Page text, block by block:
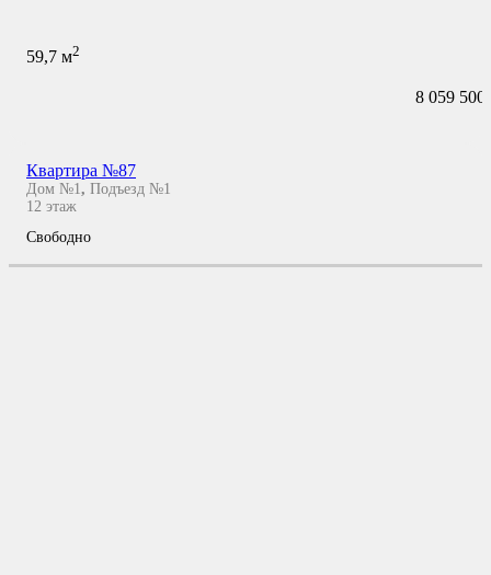
59,7 м2
8 059 500
Квартира №87
Дом №1 , Подъезд №1
12 этаж
Свободно